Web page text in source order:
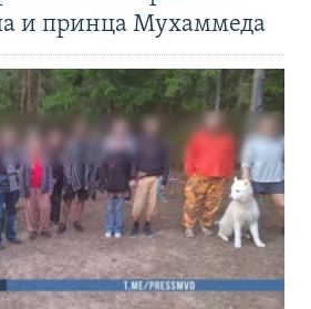
и принца Мухаммеда